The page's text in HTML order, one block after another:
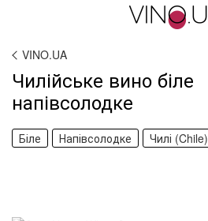
VINO.UA
Чилійське вино біле
напівсолодке
Біле Напівсолодке Чилі (Chile)